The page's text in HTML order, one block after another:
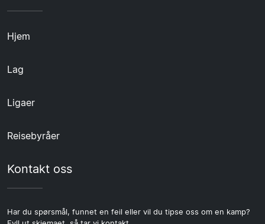
Hjem
Lag
Ligaer
Reisebyråer
Kontakt oss
Har du spørsmål, funnet en feil eller vil du tipse oss om en kamp?